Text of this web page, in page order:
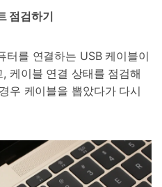
점검하기
터를 연결하는 USB 케이블이
케이블 연결 상태를 점검해
우 케이블을 뽑았다가 다시